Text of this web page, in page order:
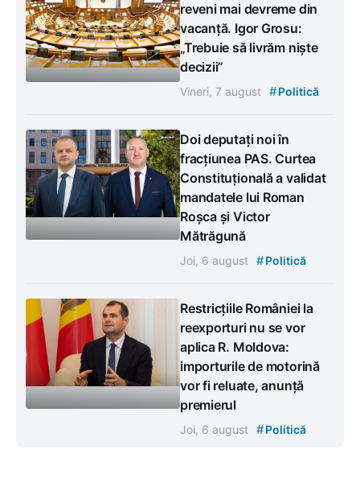
reveni mai devreme din
vacanță. Igor Grosu:
„Trebuie să livrăm niște
decizii”
Vineri, 7 august #Politică
Doi deputați noi în
fracțiunea PAS. Curtea
Constituțională a validat
mandatele lui Roman
Roșca și Victor
Mătrăgună
Joi, 6 august #Politică
Restricțiile României la
reexporturi nu se vor
aplica R. Moldova:
importurile de motorină
vor fi reluate, anunță
premierul
Joi, 6 august #Politică